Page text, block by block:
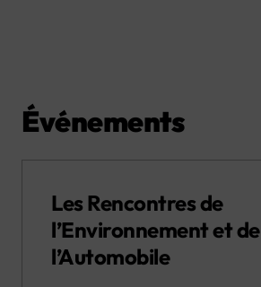
Événements
Les Rencontres de
l’Environnement et de
l’Automobile